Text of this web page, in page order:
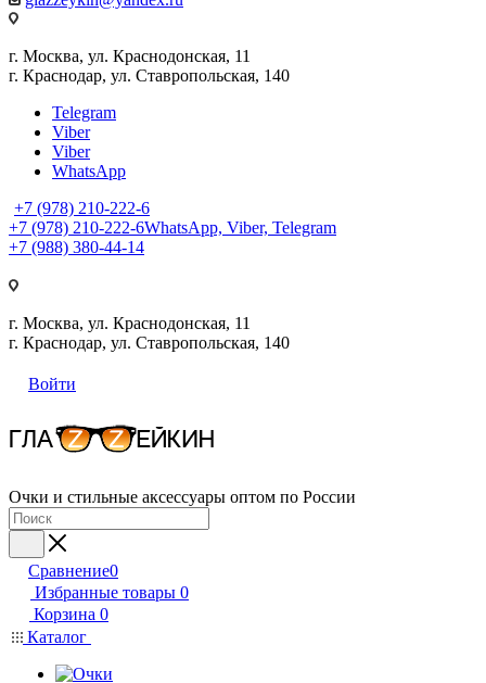
г. Москва, ул. Краснодонская, 11
г. Краснодар, ул. Ставропольская, 140
Telegram
Viber
Viber
WhatsApp
+7 (978) 210-222-6
+7 (978) 210-222-6WhatsApp, Viber, Telegram
+7 (988) 380-44-14
г. Москва, ул. Краснодонская, 11
г. Краснодар, ул. Ставропольская, 140
Войти
Очки и стильные аксессуары оптом по России
Сравнение0
Избранные товары 0
Корзина 0
Каталог